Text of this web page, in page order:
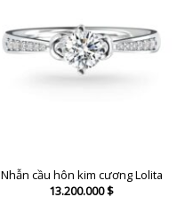
Nhẫn cầu hôn kim cương Lolita
13.200.000$